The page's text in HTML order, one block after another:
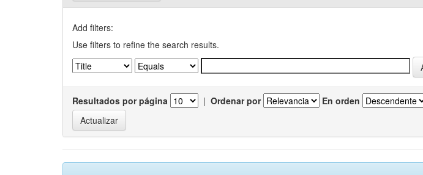
Add filters:
Use filters to refine the search results.
Resultados por página | Ordenar por En orden